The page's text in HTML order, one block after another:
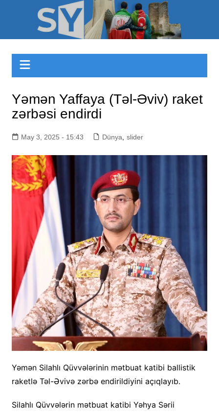
Sizinyol.org
Yəmən Yaffaya (Təl-Əviv) raket
zərbəsi endirdi
May 3, 2025 - 15:43 Dünya slider
Yəmən Silahlı Qüvvələrinin mətbuat katibi ballistik
raketlə Təl-Əvivə zərbə endirildiyini açıqlayıb.
Silahlı Qüvvələrin mətbuat katibi Yəhya Sərii